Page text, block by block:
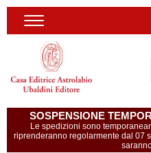
SOSPENSIONE
Le spedizioni sono
riprenderanno regolarmente dal 07